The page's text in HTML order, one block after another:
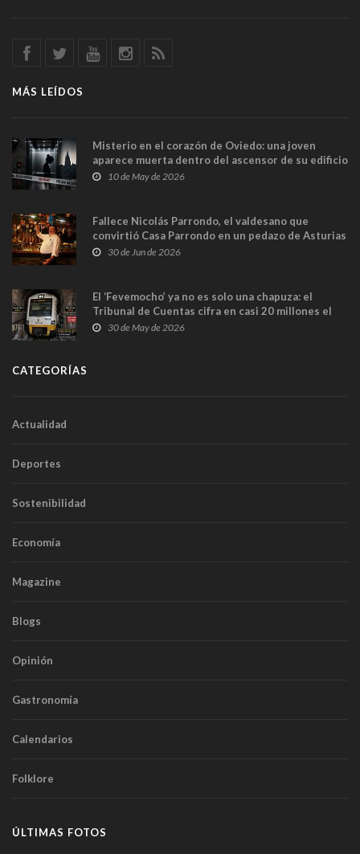
MÁS LEÍDOS
Misterio en el corazón de Oviedo: una joven
aparece muerta dentro del ascensor de su edificio
y las cámaras captan sus últimos minutos
10 de May de 2026
Fallece Nicolás Parrondo, el valdesano que
convirtió Casa Parrondo en un pedazo de Asturias
en Madrid
30 de Jun de 2026
El ‘Fevemocho’ ya no es solo una chapuza: el
Tribunal de Cuentas cifra en casi 20 millones el
sobrecoste de los trenes que no cabían por los
30 de May de 2026
CATEGORÍAS
Actualidad
Deportes
Sostenibilidad
Economía
Magazine
Blogs
Opinión
Gastronomía
Calendarios
Folklore
ÚLTIMAS FOTOS